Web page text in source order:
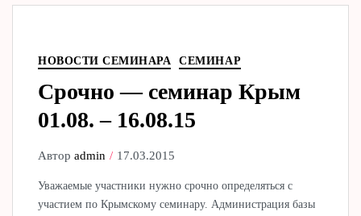
НОВОСТИ СЕМИНАРА СЕМИНАР
Срочно — семинар Крым
01.08. – 16.08.15
Авторadmin 17.03.2015
Уважаемые участники нужно срочно определяться с
участием по Крымскому семинару. Администрация базы